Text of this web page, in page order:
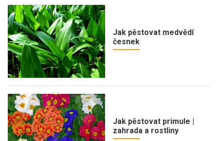
Jak pěstovat medvědí
česnek
Jak pěstovat primule |
zahrada a rostliny